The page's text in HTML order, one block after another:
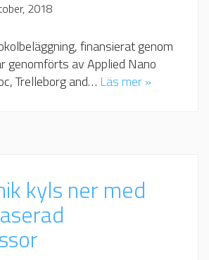
2018
finansierat genom
genomförts av Applied Nano
Trelleborg and… Läs mer »
kyls ner med